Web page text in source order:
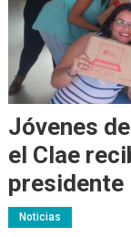
Jóvenes
el Clae
presidente
Noticias